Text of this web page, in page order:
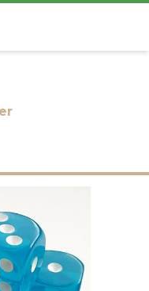
Würfel
Bilder